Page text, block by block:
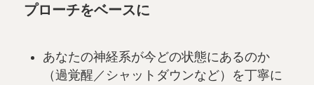
プローチをベースに
あなたの神経系が今どの状態にあるのか
（過覚醒／シャットダウンなど）を丁寧に